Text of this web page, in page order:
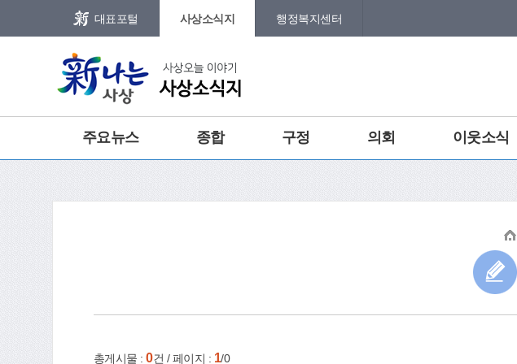
메인메뉴 바로가기
대표포털 사상소식지 행정복지센터
주요뉴스 종합 구정 의회 이웃소식
총게시물 : 0건 / 페이지 : 1/0